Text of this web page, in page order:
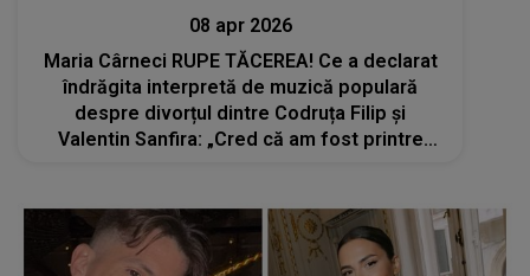
08 apr 2026
Maria Cârneci RUPE TĂCEREA! Ce a declarat
îndrăgita interpretă de muzică populară
despre divorțul dintre Codruța Filip și
Valentin Sanfira: „Cred că am fost printre